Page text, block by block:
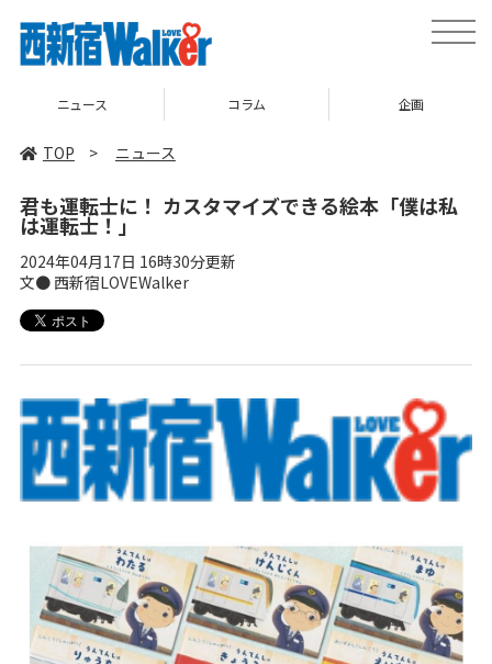
toggle
ニュース コラム 企画
TOP > ニュース
君も運転士に！ カスタマイズできる絵本「僕は私
は運転士！」
2024年04月17日 16時30分更新
文● 西新宿LOVEWalker